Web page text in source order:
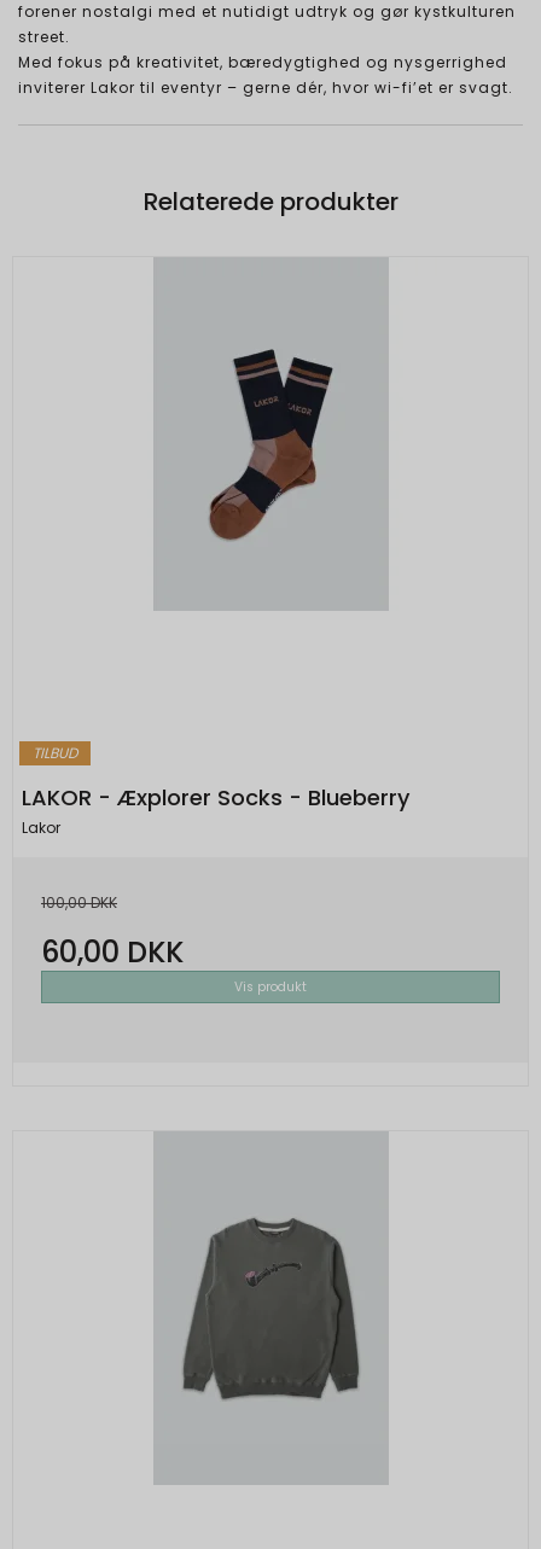
forener nostalgi med et nutidigt udtryk og gør kystkulturen
street.
Med fokus på kreativitet, bæredygtighed og nysgerrighed
inviterer Lakor til eventyr – gerne dér, hvor wi-fi’et er svagt.
Relaterede produkter
TILBUD
LAKOR - Æxplorer Socks - Blueberry
Lakor
100,00 DKK
60,00 DKK
Vis produkt